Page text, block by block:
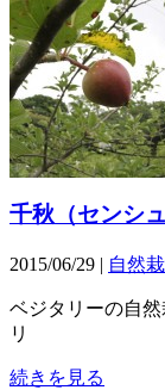
千秋（センシュ
2015/06/29 | 自然
ベジタリーの自
リ
続きを見る